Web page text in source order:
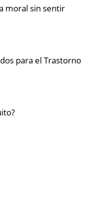
moral sin sentir
para el Trastorno